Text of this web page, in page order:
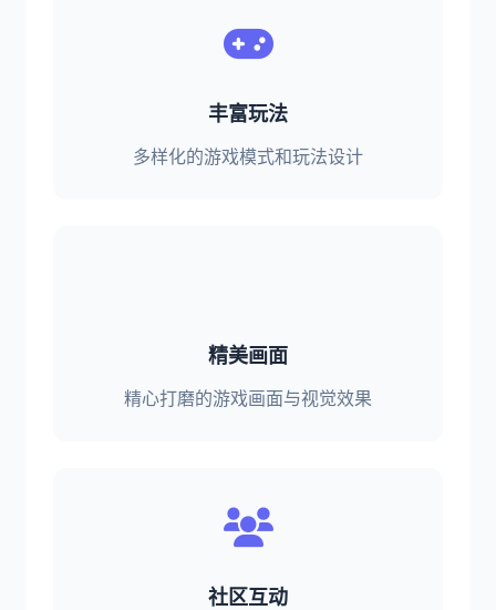
丰富玩法
多样化的游戏模式和玩法设计
精美画面
精心打磨的游戏画面与视觉效果
社区互动